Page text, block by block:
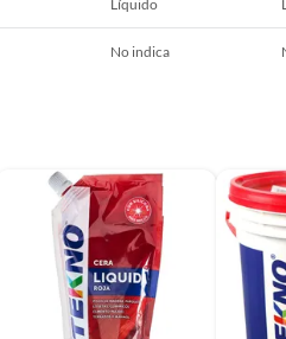
Líquido
No indica